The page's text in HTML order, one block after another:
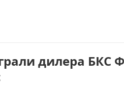
дилера БКС